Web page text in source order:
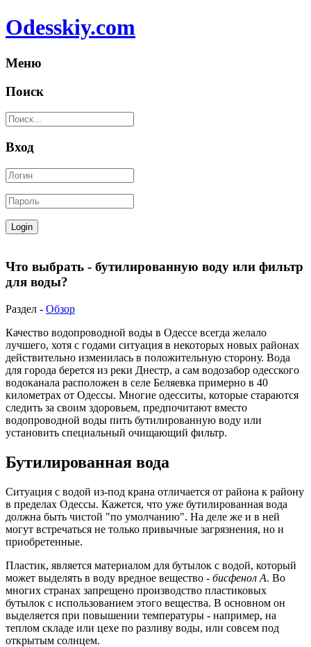
Odesskiy.com
Меню
Поиск
Вход
Что выбрать - бутилированную воду или фильтр
для воды?
Раздел - Обзор
Качество водопроводной воды в Одессе всегда желало
лучшего, хотя с годами ситуация в некоторых новых районах
действительно изменилась в положительную сторону. Вода
для города берется из реки Днестр, а сам водозабор одесского
водоканала расположен в селе Беляевка примерно в 40
километрах от Одессы. Многие одесситы, которые стараются
следить за своим здоровьем, предпочитают вместо
водопроводной воды пить бутилированную воду или
установить специальный очищающий фильтр.
Бутилированная вода
Ситуация с водой из-под крана отличается от района к району
в пределах Одессы. Кажется, что уже бутилированная вода
должна быть чистой "по умолчанию". На деле же и в ней
могут встречаться не только привычные загрязнения, но и
приобретенные.
Пластик, является материалом для бутылок с водой, который
может выделять в воду вредное вещество - бисфенол А. Во
многих странах запрещено производство пластиковых
бутылок с использованием этого вещества. В основном он
выделяется при повышении температуры - например, на
теплом складе или цехе по разливу воды, или совсем под
открытым солнцем.